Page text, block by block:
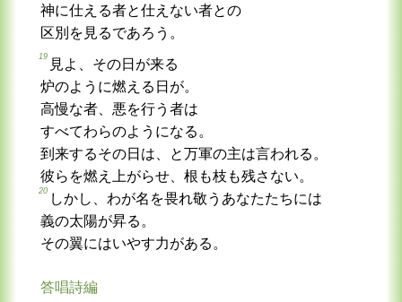
神に仕える者と仕えない者との
区別を見るであろう。
19
見よ、その日が来る
炉のように燃える日が。
高慢な者、悪を行う者は
すべてわらのようになる。
到来するその日は、と万軍の主は言われる。
彼らを燃え上がらせ、根も枝も残さない。
20
しかし、わが名を畏れ敬うあなたたちには
義の太陽が昇る。
その翼にはいやす力がある。
答唱詩編